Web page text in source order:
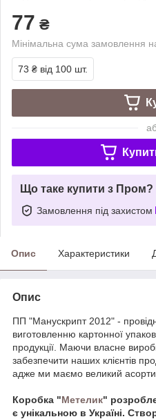
77 ₴
Мінімальна сума замовлення
73 ₴ від 100 шт.
Що таке купити з Пром?
Замовлення під захистом
Опис Характеристики
Опис
ПП "Манускрипт 2012" -
виготовленню картонної
продукції. Маючи власне
забезпечити наших клієнтів
адже ми маємо великий
Коробка "Метелик"
є унікальною в Україні.